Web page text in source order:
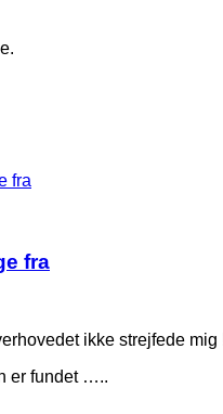
fra
fra
ikke strejfede mig
er fundet …..